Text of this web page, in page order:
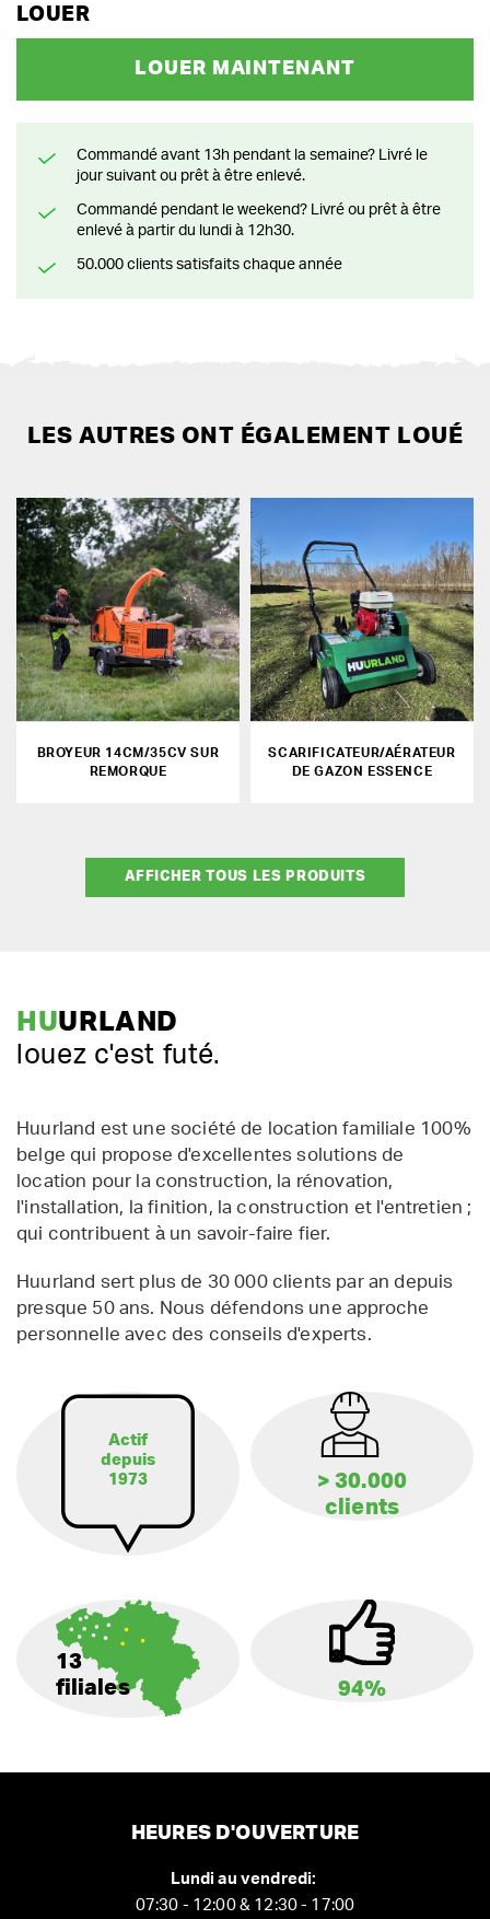
LOUER
LOUER MAINTENANT
Commandé avant 13h pendant la semaine? Livré le
jour suivant ou prêt à être enlevé.
Commandé pendant le weekend? Livré ou prêt à être
enlevé à partir du lundi à 12h30.
50.000 clients satisfaits chaque année
LES AUTRES ONT ÉGALEMENT LOUÉ
BROYEUR 14CM/35CV SUR
REMORQUE
SCARIFICATEUR/AÉRATEUR
DE GAZON ESSENCE
AFFICHER TOUS LES PRODUITS
HUURLAND
louez c'est futé.
Huurland est une société de location familiale 100%
belge qui propose d'excellentes solutions de
location pour la construction, la rénovation,
l'installation, la finition, la construction et l'entretien ;
qui contribuent à un savoir-faire fier.
Huurland sert plus de 30 000 clients par an depuis
presque 50 ans. Nous défendons une approche
personnelle avec des conseils d'experts.
Actif
depuis
1973
> 30.000
clients
13
filiales
94%
HEURES D'OUVERTURE
Lundi au vendredi:
07:30 - 12:00 & 12:30 - 17:00